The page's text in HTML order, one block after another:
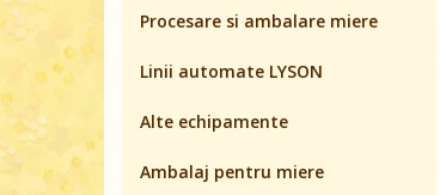
Procesare si ambalare miere
Linii automate LYSON
Alte echipamente
Ambalaj pentru miere